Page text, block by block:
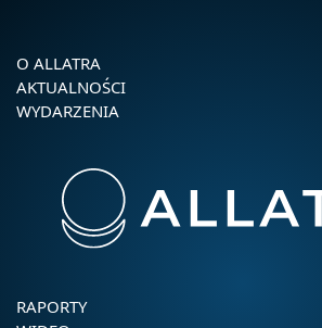
O ALLATRA
AKTUALNOŚCI
WYDARZENIA
RAPORTY